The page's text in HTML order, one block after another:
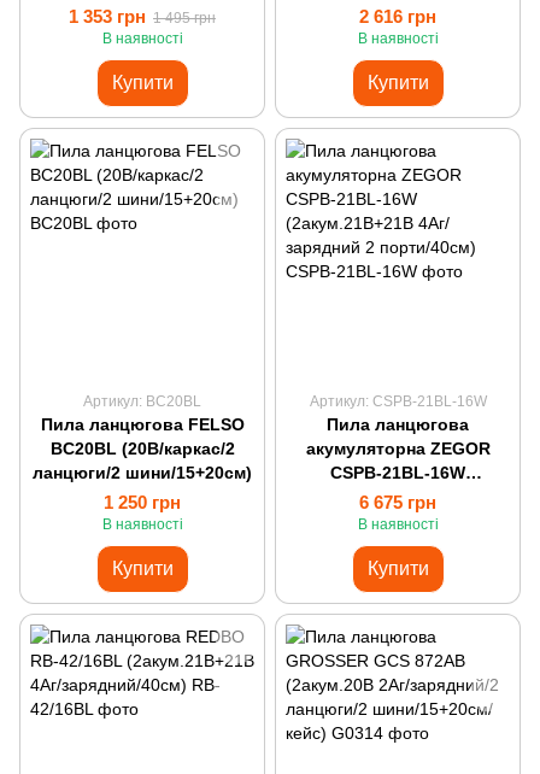
автоматична подача
масла/2
1 353 грн 1 495 грн
В наявності
Купити
автоматична подача
масла
2 616 грн
В наявності
Купити
Артикул: BC20BL
Пила ланцюгова FELSO
BC20BL (20В/каркас/2
ланцюги/2 шини/15+20cм)
1 250 грн
В наявності
Купити
Артикул: CSPB-21BL-16W
Пила ланцюгова
акумуляторна ZEGOR
CSPB-21BL-16W
(2акум.21В+21В 4Аг/
зарядний 2 порти/40см)
6 675 грн
В наявності
Купити